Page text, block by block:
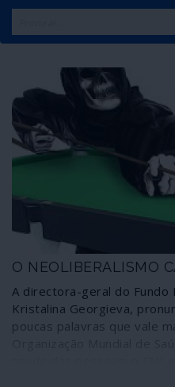
O NEOLIBERALISMO
A directora-geral do Fundo
Kristalina Georgieva,
poucas palavras que vale